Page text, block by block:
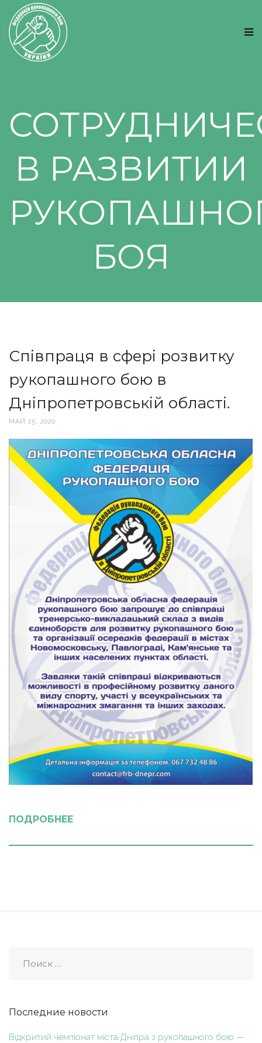
В РАЗВИТИИ
БОЯ
Співпраця в сфері розвитку
рукопашного бою в
Дніпропетровській області.
МАЙ 25, 2020
ПОДРОБНЕЕ
Последние новости
Відкритий чемпіонат міста Дніпра з рукопашного бою —